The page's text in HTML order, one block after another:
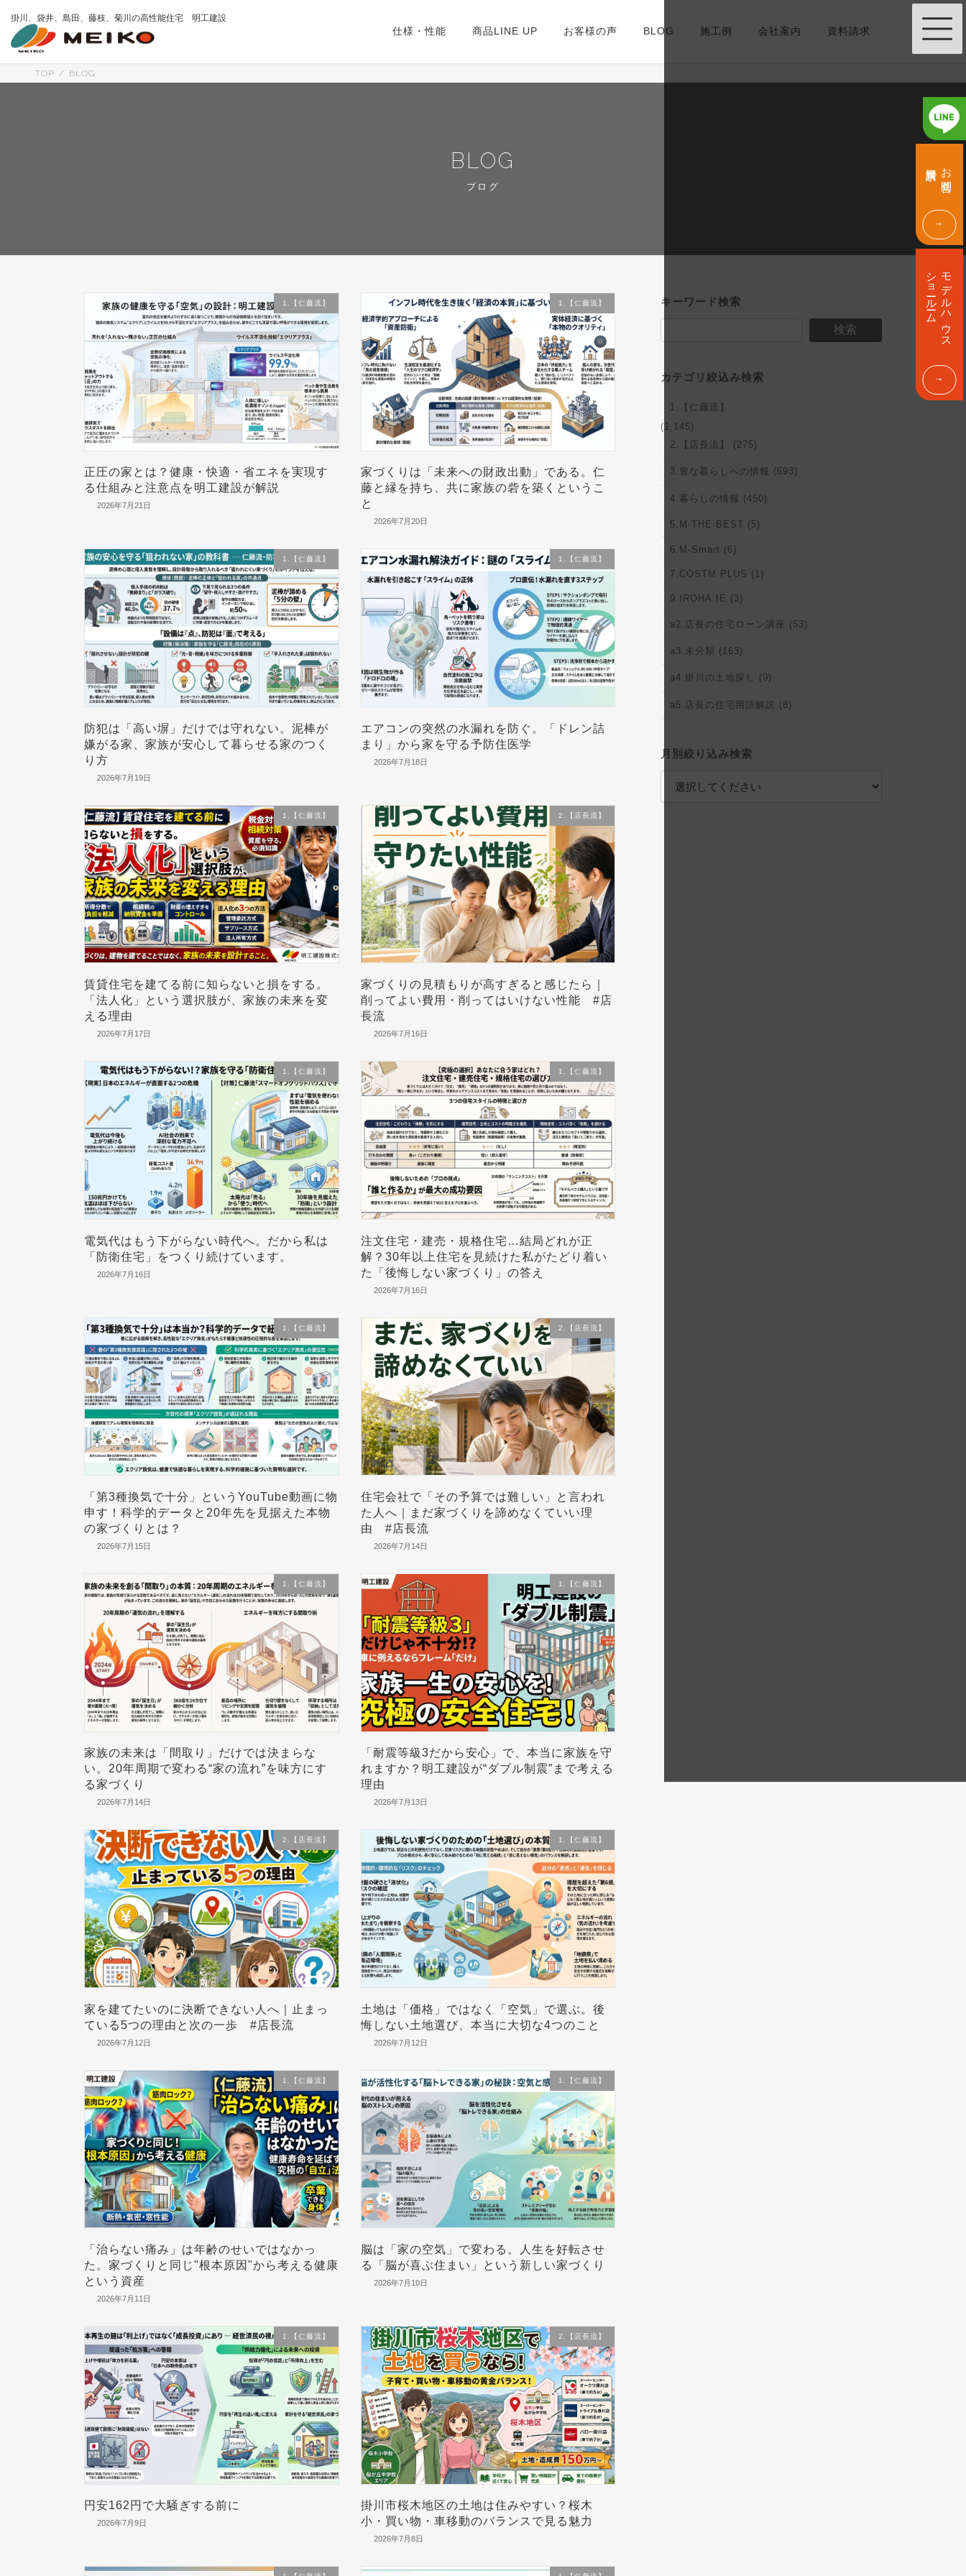
掛川、袋井、島田、藤枝、菊川の高性能住宅 明工建設
仕様・性能 商品LINE UP お客様の声 BLOG 施工例 会社案内 資料請求
TOP BLOG
BLOG
ブログ
1.【仁藤流】
正圧の家とは？健康・快適・省エネを実現す
る仕組みと注意点を明工建設が解説
2026年7月21日
1.【仁藤流】
家づくりは「未来への財政出動」である。仁
藤と縁を持ち、共に家族の砦を築くというこ
と
2026年7月20日
1.【仁藤流】
防犯は「高い塀」だけでは守れない。泥棒が
嫌がる家、家族が安心して暮らせる家のつく
り方
2026年7月19日
1.【仁藤流】
エアコンの突然の水漏れを防ぐ。「ドレン詰
まり」から家を守る予防住医学
2026年7月18日
1.【仁藤流】
賃貸住宅を建てる前に知らないと損をする。
「法人化」という選択肢が、家族の未来を変
える理由
2026年7月17日
2.【店長流】
家づくりの見積もりが高すぎると感じたら｜
削ってよい費用・削ってはいけない性能 #店
長流
2026年7月16日
1.【仁藤流】
電気代はもう下がらない時代へ。だから私は
「防衛住宅」をつくり続けています。
2026年7月16日
1.【仁藤流】
注文住宅・建売・規格住宅…結局どれが正
解？30年以上住宅を見続けた私がたどり着い
た「後悔しない家づくり」の答え
2026年7月16日
1.【仁藤流】
「第3種換気で十分」というYouTube動画に物
申す！科学的データと20年先を見据えた本物
の家づくりとは？
2026年7月15日
2.【店長流】
住宅会社で「その予算では難しい」と言われ
た人へ｜まだ家づくりを諦めなくていい理
由 #店長流
2026年7月14日
1.【仁藤流】
家族の未来は「間取り」だけでは決まらな
い。20年周期で変わる“家の流れ”を味方にす
る家づくり
2026年7月14日
1.【仁藤流】
「耐震等級3だから安心」で、本当に家族を守
れますか？明工建設が“ダブル制震”まで考える
理由
2026年7月13日
2.【店長流】
家を建てたいのに決断できない人へ｜止まっ
ている5つの理由と次の一歩 #店長流
2026年7月12日
1.【仁藤流】
土地は「価格」ではなく「空気」で選ぶ。後
悔しない土地選び、本当に大切な4つのこと
2026年7月12日
1.【仁藤流】
「治らない痛み」は年齢のせいではなかっ
た。家づくりと同じ"根本原因"から考える健康
という資産
2026年7月11日
1.【仁藤流】
脳は「家の空気」で変わる。人生を好転させ
る「脳が喜ぶ住まい」という新しい家づくり
2026年7月10日
1.【仁藤流】
円安162円で大騒ぎする前に
2026年7月9日
2.【店長流】
掛川市桜木地区の土地は住みやすい？桜木
小・買い物・車移動のバランスで見る魅力
2026年7月8日
キーワード検索
検索
カテゴリ絞込み検索
1.【仁藤流】
(1,145)
2.【店長流】 (275)
3.豊な暮らしへの情報 (693)
4.暮らしの情報 (450)
5.M-THE BEST (5)
6.M-Smart (6)
7.COSTM PLUS (1)
9.IROHA.IE (3)
a2.店長の住宅ローン講座 (53)
a3.未分類 (163)
a4.掛川の土地探し (9)
a5.店長の住宅用語解説 (8)
月別絞り込み検索
お問合せ
モデルハウス
ショールーム
グ